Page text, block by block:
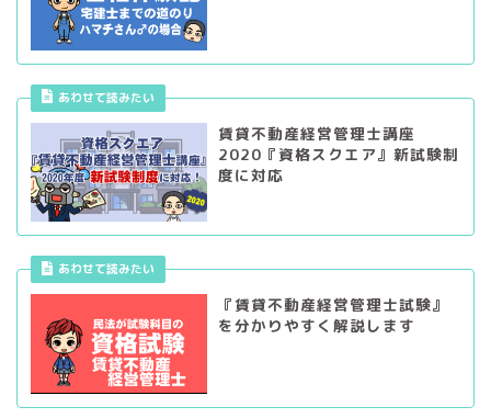
あわせて読みたい
賃貸不動産経営管理士講座
2020『資格スクエア』新試験制
度に対応
あわせて読みたい
『賃貸不動産経営管理士試験』
を分かりやすく解説します